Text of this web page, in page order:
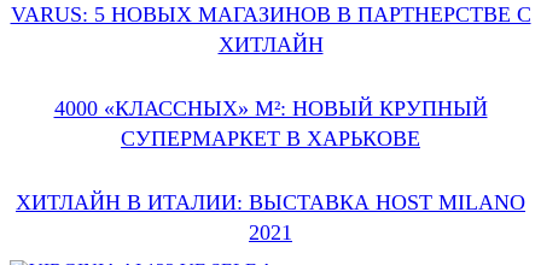
VARUS: 5 НОВЫХ МАГАЗИНОВ В ПАРТНЕРСТВЕ С
ХИТЛАЙН
4000 «КЛАССНЫХ» М²: НОВЫЙ КРУПНЫЙ
СУПЕРМАРКЕТ В ХАРЬКОВЕ
ХИТЛАЙН В ИТАЛИИ: ВЫСТАВКА HOST MILANO
2021